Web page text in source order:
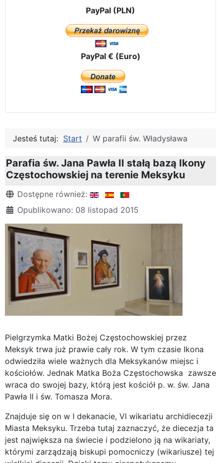
PayPal (PLN)
PayPal € (Euro)
Jesteś tutaj: Start W parafii św. Władysława
Parafia św. Jana Pawła II stałą bazą Ikony
Częstochowskiej na terenie Meksyku
Szczegóły
Dostępne również:
Opublikowano: 08 listopad 2015
Pielgrzymka Matki Bożej Częstochowskiej przez
Meksyk trwa już prawie cały rok. W tym czasie Ikona
odwiedziła wiele ważnych dla Meksykanów miejsc i
kościołów. Jednak Matka Boża Częstochowska zawsze
wraca do swojej bazy, którą jest kościół p. w. św. Jana
Pawła II i św. Tomasza Mora.
Znajduje się on w I dekanacie, VI wikariatu archidiecezji
Miasta Meksyku. Trzeba tutaj zaznaczyć, że diecezja ta
jest największa na świecie i podzielono ją na wikariaty,
którymi zarządzają biskupi pomocniczy (wikariusze) tej